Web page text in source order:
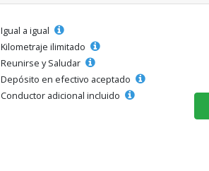
Igual a igual
Kilometraje ilimitado
Reunirse y Saludar
Depósito en efectivo aceptado
Conductor adicional incluido